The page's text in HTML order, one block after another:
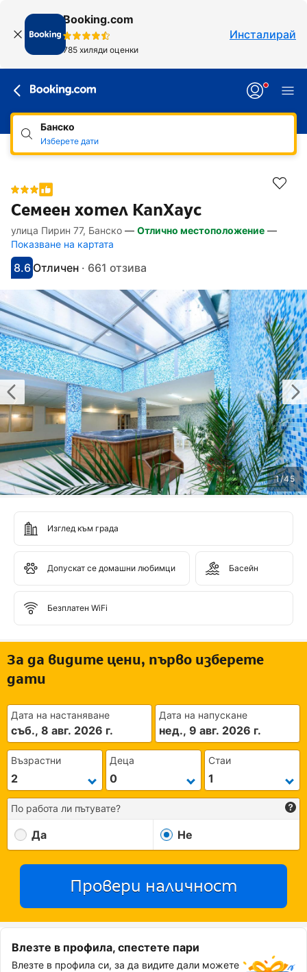
Booking.com
785 хиляди оценки
Инсталирай
Банско
Изберете дати
Семеен хотел КапХаус
Линкове, достъпни за хора със
Напред към описанието
Напред към удобствата
Напред към стаите
Напред към политиките
улица Пирин 77, Банско — Отлично местоположение —
Показване на картата
С оценка: 8.6
8.6
Оценено като: отлично
Отличен · 661 отзива
1/45
Изглед към града
Допускат се домашни любимци Басейн
Безплатен WiFi
За да видите цени, първо изберете
дати
Дата на настаняване
съб., 8 авг. 2026 г.
Дата на напускане
нед., 9 авг. 2026 г.
Възрастни Деца Стаи
По работа ли пътувате?
Да Не
Провери наличност
Влезте в профила, спестете пари
Влезте в профила си, за да видите дали можете